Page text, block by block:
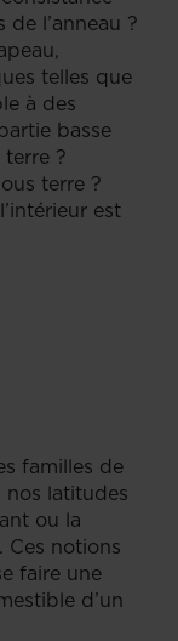
l’anneau ?
telles que
à des
basse
?
terre ?
est
familles de
nos latitudes
ou la
Ces notions
faire une
d’un